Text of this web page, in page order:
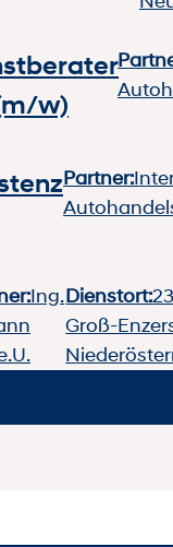
w)
Partner:
Ing.Dienstort:
Groß-